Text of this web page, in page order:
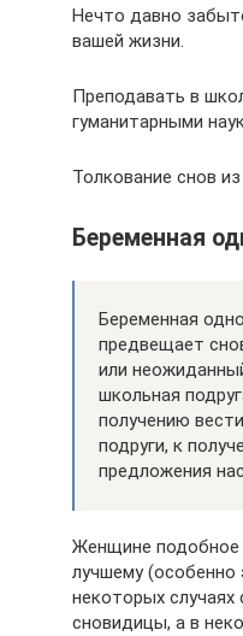
Нечто давно
вашей жизни.
Преподавать в
гуманитарными
Толкование снов
Беременная
Беременная
предвещает
или
школьная
получению
подруги, к
предложения
Женщине подобное
лучшему (особенно
некоторых
сновидицы, а в